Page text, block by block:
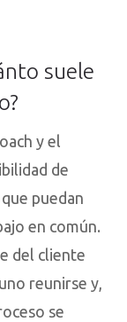
suele
y el
de
puedan
en común.
del cliente
reunirse y,
se